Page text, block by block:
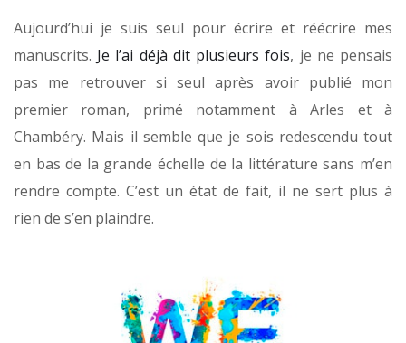
Aujourd’hui je suis seul pour écrire et réécrire mes
manuscrits. Je l’ai déjà dit plusieurs fois, je ne pensais
pas me retrouver si seul après avoir publié mon
premier roman, primé notamment à Arles et à
Chambéry. Mais il semble que je sois redescendu tout
en bas de la grande échelle de la littérature sans m’en
rendre compte. C’est un état de fait, il ne sert plus à
rien de s’en plaindre.